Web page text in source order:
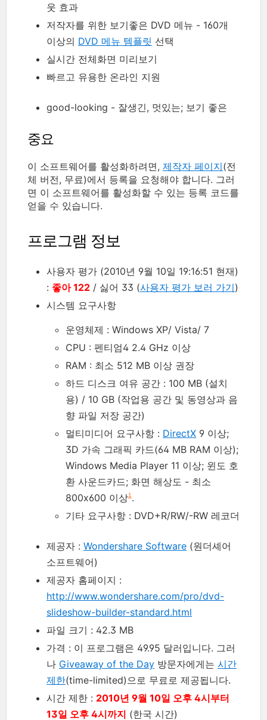
웃 효과
저작자를 위한 보기좋은 DVD 메뉴 - 160개
이상의 DVD 메뉴 템플릿 선택
실시간 전체화면 미리보기
빠르고 유용한 온라인 지원
good-looking - 잘생긴, 멋있는; 보기 좋은
중요
이 소프트웨어를 활성화하려면, 제작자 페이지(전
체 버전, 무료)에서 등록을 요청해야 합니다. 그러
면 이 소프트웨어를 활성화할 수 있는 등록 코드를
얻을 수 있습니다.
프로그램 정보
사용자 평가 (2010년 9월 10일 19:16:51 현재)
: 좋아 122 / 싫어 33 (사용자 평가 보러 가기)
시스템 요구사항
운영체제 : Windows XP/ Vista/ 7
CPU : 펜티엄4 2.4 GHz 이상
RAM : 최소 512 MB 이상 권장
하드 디스크 여유 공간 : 100 MB (설치
용) / 10 GB (작업용 공간 및 동영상과 음
향 파일 저장 공간)
멀티미디어 요구사항 : DirectX 9 이상;
3D 가속 그래픽 카드(64 MB RAM 이상);
Windows Media Player 11 이상; 윈도 호
환 사운드카드; 화면 해상도 - 최소
800x600 이상1.
기타 요구사항 : DVD+R/RW/-RW 레코더
제공자 : Wondershare Software (원더셰어
소프트웨어)
제공자 홈페이지 :
http://www.wondershare.com/pro/dvd-
slideshow-builder-standard.html
파일 크기 : 42.3 MB
가격 : 이 프로그램은 49.95 달러입니다. 그러
나 Giveaway of the Day 방문자에게는 시간
제한(time-limited)으로 무료로 제공됩니다.
시간 제한 : 2010년 9월 10일 오후 4시부터
13일 오후 4시까지 (한국 시간)